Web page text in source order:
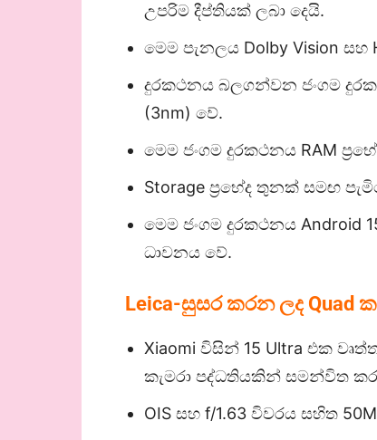
උපරිම දීප්තියක් ලබා දෙයි.
මෙම පැනලය Dolby Vision සහ
දුරකථනය බලගන්වන ජංගම
(3nm) වේ.
මෙම ජංගම දුරකථනය RAM
Storage ප්‍රභේද තුනක් සමඟ
මෙම ජංගම දුරකථනය Android
ධාවනය වේ.
Leica-සුසර කරන ලද Quad
Xiaomi විසින් 15 Ultra එක
කැමරා පද්ධතියකින් සමන්විත
OIS සහ f/1.63 විවරය සහිත